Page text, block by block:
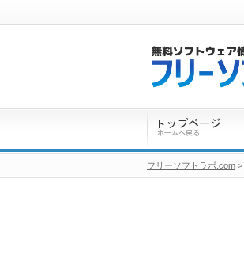
フリーソフトラボ.com >